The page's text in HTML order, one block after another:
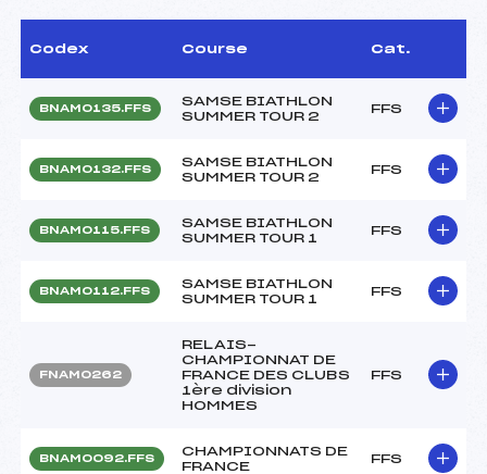
Codex Course Cat.
BNAM0135.FFS
SAMSE BIATHLON
SUMMER TOUR 2
FFS
BNAM0132.FFS
SAMSE BIATHLON
SUMMER TOUR 2
FFS
BNAM0115.FFS
SAMSE BIATHLON
SUMMER TOUR 1
FFS
BNAM0112.FFS
SAMSE BIATHLON
SUMMER TOUR 1
FFS
FNAM0262
RELAIS-
CHAMPIONNAT DE
FRANCE DES CLUBS
1ère division
HOMMES
FFS
BNAM0092.FFS
CHAMPIONNATS DE
FRANCE
FFS